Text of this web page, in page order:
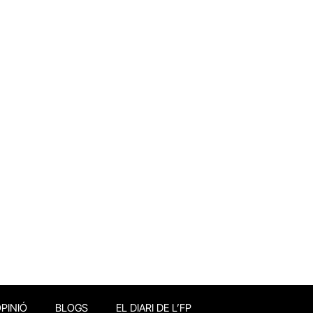
BLOGS EL DIARI DE L’FP